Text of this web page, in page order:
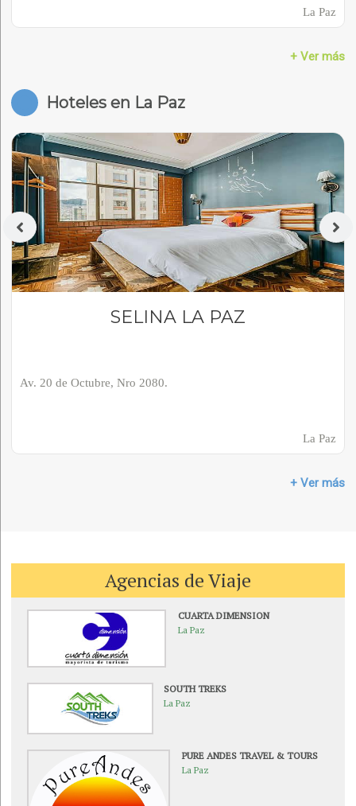
La Paz
+ Ver más
Hoteles en La Paz
SELINA LA PAZ
Av. 20 de Octubre, Nro 2080.
La Paz
+ Ver más
Agencias de Viaje
CUARTA DIMENSION
La Paz
SOUTH TREKS
La Paz
PURE ANDES TRAVEL & TOURS
La Paz